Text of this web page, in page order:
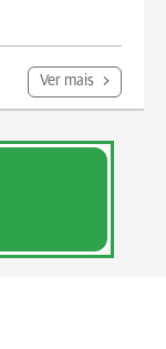
Ver mais